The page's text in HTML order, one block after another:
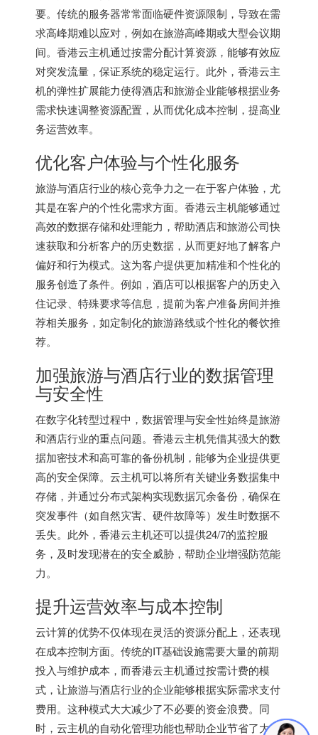
要。传统的服务器常常面临硬件资源限制，导致在需
求高峰期难以应对，例如在旅游高峰期或大型会议期
间。 香港云主机通过按需分配计算资源，能够有效应
对突发流量，保证系统的稳定运行。此外，香港云主
机的弹性扩展能力使得酒店和旅游企业能够根据业务
需求快速调整资源配置，从而优化成本控制，提高业
务运营效率。
优化客户体验与个性化服务
旅游与酒店行业的核心竞争力之一在于客户体验，尤
其是在客户的个性化需求方面。香港云主机能够通过
高效的数据存储和处理能力，帮助酒店和旅游公司快
速获取和分析客户的历史数据，从而更好地了解客户
偏好和行为模式。这为客户提供更加精准和个性化的
服务创造了条件。例如，酒店可以根据客户的历史入
住记录、特殊要求等信息，提前为客户准备房间并推
荐相关服务，如定制化的旅游路线或个性化的餐饮推
荐。
加强旅游与酒店行业的数据管理
与安全性
在数字化转型过程中，数据管理与安全性始终是旅游
和酒店行业的重点问题。 香港云主机凭借其强大的数
据加密技术和高可靠的备份机制，能够为企业提供更
高的安全保障。云主机可以将所有关键业务数据集中
存储，并通过分布式架构实现数据冗余备份，确保在
突发事件（如自然灾害、硬件故障等）发生时数据不
丢失。此外， 香港云主机还可以提供24/7的监控服
务，及时发现潜在的安全威胁，帮助企业增强防范能
力。
提升运营效率与成本控制
云计算的优势不仅体现在灵活的资源分配上，还表现
在成本控制方面。传统的IT基础设施需要大量的前期
投入与维护成本，而香港云主机通过按需计费的模
式，让旅游与酒店行业的企业能够根据实际需求支付
费用。这种模式大大减少了不必要的资金浪费。同
时，云主机的自动化管理功能也帮助企业节省了大量